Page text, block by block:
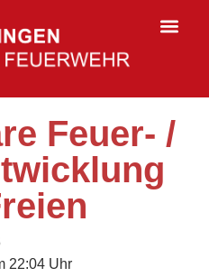
Feuer- /
22:04 Uhr